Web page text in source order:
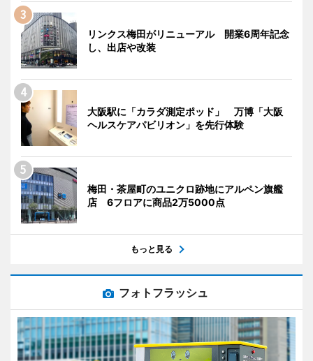
リンクス梅田がリニューアル 開業6周年記念
し、出店や改装
大阪駅に「カラダ測定ポッド」 万博「大阪
ヘルスケアパビリオン」を先行体験
梅田・茶屋町のユニクロ跡地にアルペン旗艦
店 6フロアに商品2万5000点
もっと見る
フォトフラッシュ